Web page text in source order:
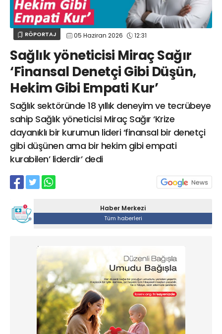
RÖPORTAJ 05 Haziran 2026 12:31
Sağlık yöneticisi Miraç Sağır
‘Finansal Denetçi Gibi Düşün,
Hekim Gibi Empati Kur’
Sağlık sektöründe 18 yıllık deneyim ve tecrübeye
sahip Sağlık yöneticisi Miraç Sağır ‘Krize
dayanıklı bir kurumun lideri ‘finansal bir denetçi
gibi düşünen ama bir hekim gibi empati
kurabilen’ liderdir’ dedi
Haber Merkezi
Tüm haberleri
GÖZ HASTALIKLARI
GASTROENTEROLOJİ
ÇOCUK SAĞLIĞI VE HASTALIKLARI
GENEL CERRAHİ
SENDİKALAR
GÖGÜS HASTALIKLARI
DERMATOLOJİ
ENDOKRİNOLOJİ
NÖROLOJİ
ORTOPEDİ VE TRAVMATOLOJİ
KADIN HASTALIKLARI VE DOĞUM
Galeri Yazarlar
sagliktabugun@gmail.com